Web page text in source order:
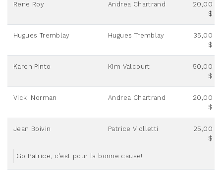
Rene Roy Andrea Chartrand
20,00
$
Hugues Tremblay Hugues Tremblay
35,00
$
Karen Pinto Kim Valcourt
50,00
$
Vicki Norman Andrea Chartrand
20,00
$
Jean Boivin Patrice Violletti
25,00
$
Go Patrice, c'est pour la bonne cause!